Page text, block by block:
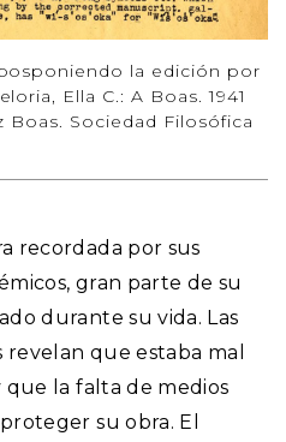
la edición por
Ella C.: A Boas. 1941
Boas. Sociedad Filosófica
recordada por sus
gran parte de su
durante su vida. Las
revelan que estaba mal
la falta de medios
su obra. El